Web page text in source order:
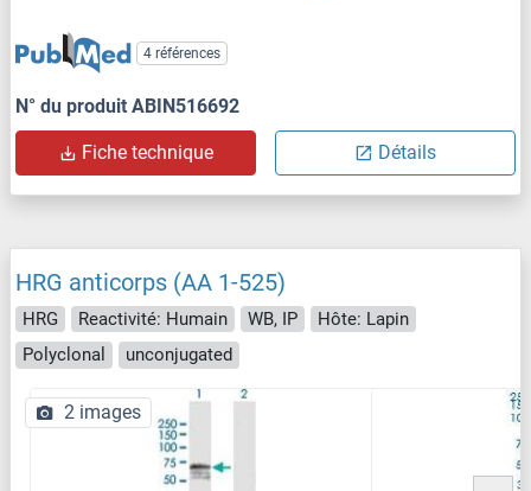
4 références
N° du produit ABIN516692
Fiche technique Détails
HRG anticorps (AA 1-525)
HRG Reactivité: Humain WB, IP
Hôte: Lapin
Polyclonal
unconjugated
2 images